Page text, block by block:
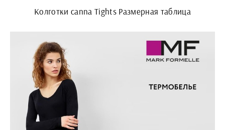
Колготки canna Tights Размерная таблица